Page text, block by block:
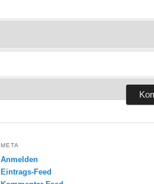
META
Anmelden
Eintrags-Feed